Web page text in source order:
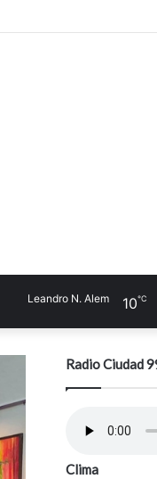
Leandro N. Alem 10℃
Radio Ciudad
Clima